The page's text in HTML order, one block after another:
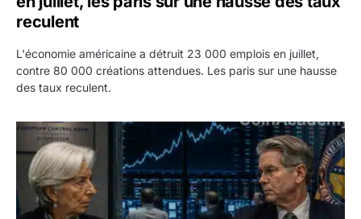
reculent
L'économie américaine a détruit 23 000 emplois en juillet,
contre 80 000 créations attendues. Les paris sur une hausse
des taux reculent.
Yen : Washington a vendu des euros sans prévenir la